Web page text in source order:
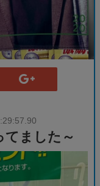
てました～